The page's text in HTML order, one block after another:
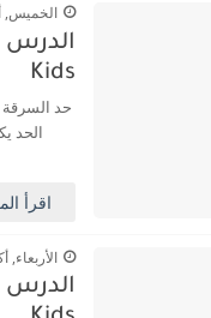
الخميس,
Kids
حد
الحد
اقرأ
الأربعاء, أكتوبر